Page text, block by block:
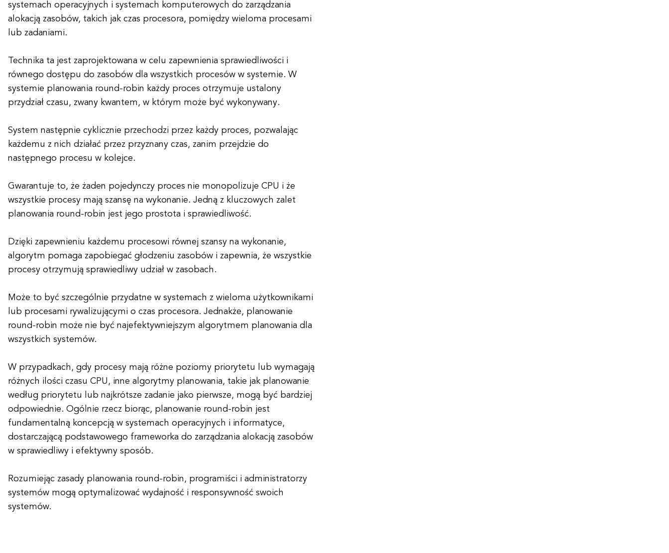
systemach operacyjnych i systemach komputerowych do zarządzania
alokacją zasobów, takich jak czas procesora, pomiędzy wieloma procesami
lub zadaniami.
Technika ta jest zaprojektowana w celu zapewnienia sprawiedliwości i
równego dostępu do zasobów dla wszystkich procesów w systemie. W
systemie planowania round-robin każdy proces otrzymuje ustalony
przydział czasu, zwany kwantem, w którym może być wykonywany.
System następnie cyklicznie przechodzi przez każdy proces, pozwalając
każdemu z nich działać przez przyznany czas, zanim przejdzie do
następnego procesu w kolejce.
Gwarantuje to, że żaden pojedynczy proces nie monopolizuje CPU i że
wszystkie procesy mają szansę na wykonanie. Jedną z kluczowych zalet
planowania round-robin jest jego prostota i sprawiedliwość.
Dzięki zapewnieniu każdemu procesowi równej szansy na wykonanie,
algorytm pomaga zapobiegać głodzeniu zasobów i zapewnia, że wszystkie
procesy otrzymują sprawiedliwy udział w zasobach.
Może to być szczególnie przydatne w systemach z wieloma użytkownikami
lub procesami rywalizującymi o czas procesora. Jednakże, planowanie
round-robin może nie być najefektywniejszym algorytmem planowania dla
wszystkich systemów.
W przypadkach, gdy procesy mają różne poziomy priorytetu lub wymagają
różnych ilości czasu CPU, inne algorytmy planowania, takie jak planowanie
według priorytetu lub najkrótsze zadanie jako pierwsze, mogą być bardziej
odpowiednie. Ogólnie rzecz biorąc, planowanie round-robin jest
fundamentalną koncepcją w systemach operacyjnych i informatyce,
dostarczającą podstawowego frameworka do zarządzania alokacją zasobów
w sprawiedliwy i efektywny sposób.
Rozumiejąc zasady planowania round-robin, programiści i administratorzy
systemów mogą optymalizować wydajność i responsywność swoich
systemów.